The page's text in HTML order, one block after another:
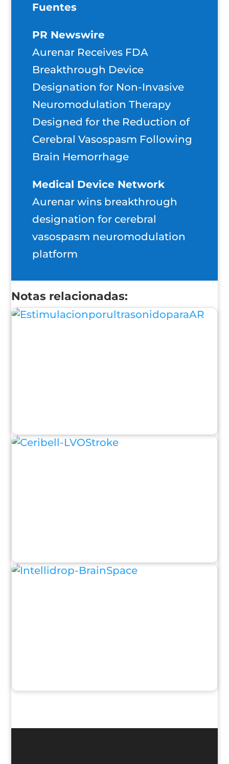
Fuentes
PR Newswire
Aurenar Receives FDA
Breakthrough Device
Designation for Non-Invasive
Neuromodulation Therapy
Designed for the Reduction of
Cerebral Vasospasm Following
Brain Hemorrhage
Medical Device Network
Aurenar wins breakthrough
designation for cerebral
vasospasm neuromodulation
platform
Notas relacionadas: